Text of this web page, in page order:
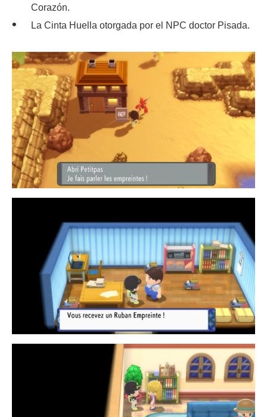
Corazón.
La Cinta Huella otorgada por el NPC doctor Pisada.